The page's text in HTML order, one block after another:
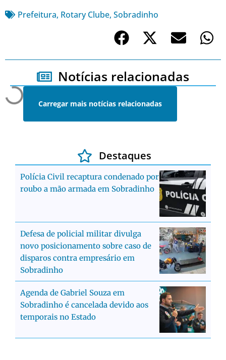
Prefeitura, Rotary Clube, Sobradinho
Notícias relacionadas
Carregar mais notícias relacionadas
Destaques
Polícia Civil recaptura condenado por
roubo a mão armada em Sobradinho
Defesa de policial militar divulga
novo posicionamento sobre caso de
disparos contra empresário em
Sobradinho
Agenda de Gabriel Souza em
Sobradinho é cancelada devido aos
temporais no Estado